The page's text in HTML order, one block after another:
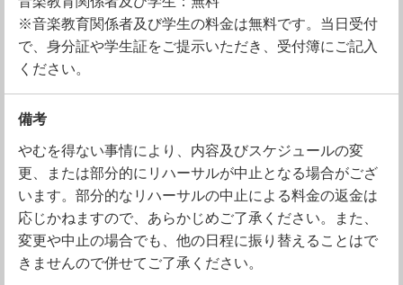
※音楽教育関係者及び学生の料金は無料です。当日受付
で、身分証や学生証をご提示いただき、受付簿にご記入
ください。
備考
やむを得ない事情により、内容及びスケジュールの変
更、または部分的にリハーサルが中止となる場合がござ
います。部分的なリハーサルの中止による料金の返金は
応じかねますので、あらかじめご了承ください。また、
変更や中止の場合でも、他の日程に振り替えることはで
きませんので併せてご了承ください。